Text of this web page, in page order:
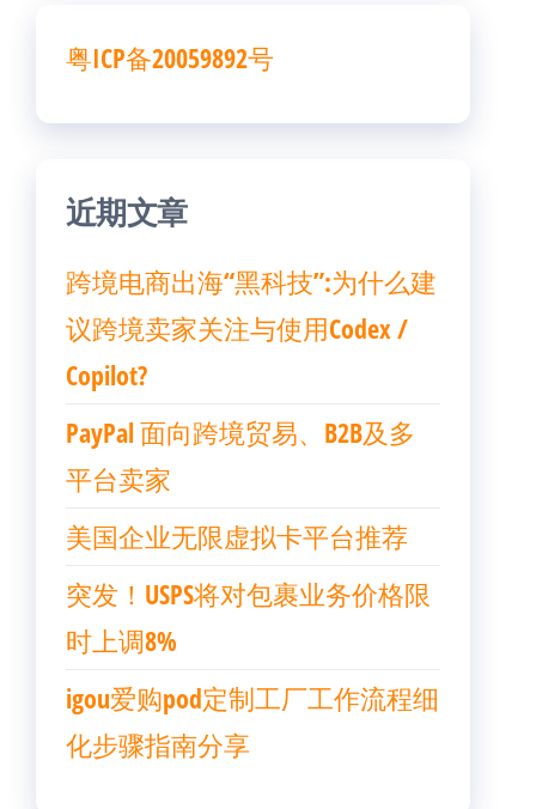
粤ICP备20059892号
近期文章
跨境电商出海“黑科技”:为什么建
议跨境卖家关注与使用Codex /
Copilot?
PayPal 面向跨境贸易、B2B及多
平台卖家
美国企业无限虚拟卡平台推荐
突发！USPS将对包裹业务价格限
时上调8%
igou爱购pod定制工厂工作流程细
化步骤指南分享